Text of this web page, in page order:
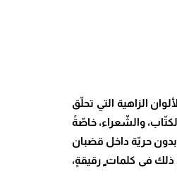
الزاهية التي تحلّق
والشّعراء، خاصّةً
بدون حريّة داخل قضبان
ذلك فى كلمات ٍ رقيقةٍ،